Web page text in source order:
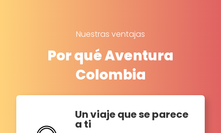
Nuestras ventajas
Por qué Aventura
Colombia
Un viaje que se parece
a ti